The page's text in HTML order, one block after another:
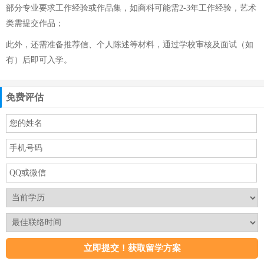
部分专业要求工作经验或作品集，如商科可能需2-3年工作经验，艺术
类需提交作品；
此外，还需准备推荐信、个人陈述等材料，通过学校审核及面试（如
有）后即可入学。
免费评估